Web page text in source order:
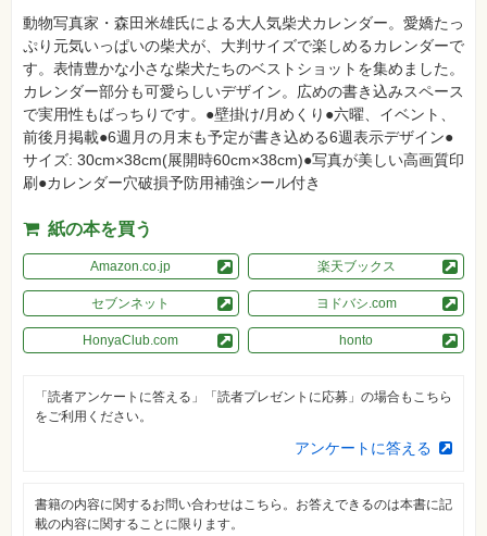
物
カ
メ
ラ・
写
真
資
格
験
プ
ロ
グ
ミ
ン
グ
ト
ノ
ロ
動物写真家・森田米雄氏による大人気柴犬カレンダー。愛嬌たっ
ぷり元気いっぱいの柴犬が、大判サイズで楽しめるカレンダーで
す。表情豊かな小さな柴犬たちのベストショットを集めました。
カレンダー部分も可愛らしいデザイン。広めの書き込みスペース
で実用性もばっちりです。●壁掛け/月めくり●六曜、イベント、
前後月掲載●6週月の月末も予定が書き込める6週表示デザイン●
サイズ: 30cm×38cm(展開時60cm×38cm)●写真が美しい高画質印
刷●カレンダー穴破損予防用補強シール付き
紙の本を買う
Amazon.co.jp 楽天ブックス
セブンネット ヨドバシ.com
HonyaClub.com honto
「読者アンケートに答える」「読者プレゼントに応募」の場合もこちら
をご利用ください。
アンケートに答える
書籍の内容に関するお問い合わせはこちら。お答えできるのは本書に記
載の内容に関することに限ります。